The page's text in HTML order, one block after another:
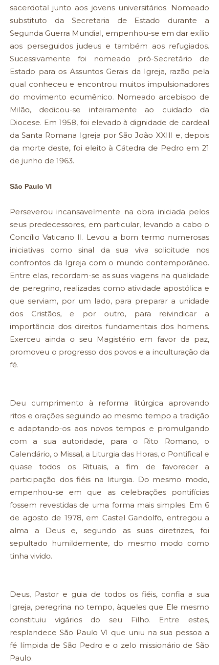
sacerdotal junto aos jovens universitários. Nomeado
substituto da Secretaria de Estado durante a
Segunda Guerra Mundial, empenhou-se em dar exílio
aos perseguidos judeus e também aos refugiados.
Sucessivamente foi nomeado pró-Secretário de
Estado para os Assuntos Gerais da Igreja, razão pela
qual conheceu e encontrou muitos impulsionadores
do movimento ecumênico. Nomeado arcebispo de
Milão, dedicou-se inteiramente ao cuidado da
Diocese. Em 1958, foi elevado à dignidade de cardeal
da Santa Romana Igreja por São João XXIII e, depois
da morte deste, foi eleito à Cátedra de Pedro em 21
de junho de 1963.
São Paulo VI
Perseverou incansavelmente na obra iniciada pelos
seus predecessores, em particular, levando a cabo o
Concílio Vaticano II. Levou a bom termo numerosas
iniciativas como sinal da sua viva solicitude nos
confrontos da Igreja com o mundo contemporâneo.
Entre elas, recordam-se as suas viagens na qualidade
de peregrino, realizadas como atividade apostólica e
que serviam, por um lado, para preparar a unidade
dos Cristãos, e por outro, para reivindicar a
importância dos direitos fundamentais dos homens.
Exerceu ainda o seu Magistério em favor da paz,
promoveu o progresso dos povos e a inculturação da
fé.
Deu cumprimento à reforma litúrgica aprovando
ritos e orações seguindo ao mesmo tempo a tradição
e adaptando-os aos novos tempos e promulgando
com a sua autoridade, para o Rito Romano, o
Calendário, o Missal, a Liturgia das Horas, o Pontifical e
quase todos os Rituais, a fim de favorecer a
participação dos fiéis na liturgia. Do mesmo modo,
empenhou-se em que as celebrações pontifícias
fossem revestidas de uma forma mais simples. Em 6
de agosto de 1978, em Castel Gandolfo, entregou a
alma a Deus e, segundo as suas diretrizes, foi
sepultado humildemente, do mesmo modo como
tinha vivido.
Deus, Pastor e guia de todos os fiéis, confia a sua
Igreja, peregrina no tempo, àqueles que Ele mesmo
constituiu vigários do seu Filho. Entre estes,
resplandece São Paulo VI que uniu na sua pessoa a
fé límpida de São Pedro e o zelo missionário de São
Paulo.